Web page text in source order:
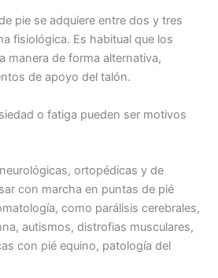
i
n
k
r
t
i
pie se adquiere entre dos y tres
fisiológica. Es habitual que los
manera de forma alternativa,
de apoyo del talón.
o fatiga pueden ser motivos
ortopédicas y de
con marcha en puntas de pié
como parálisis cerebrales,
autismos, distrofias musculares,
con pié equino, patología del